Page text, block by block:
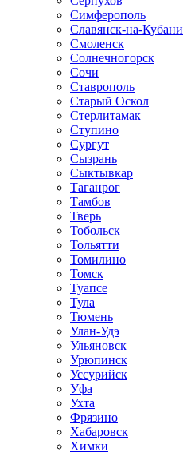
Симферополь
Славянск-на-Кубани
Смоленск
Солнечногорск
Сочи
Ставрополь
Старый Оскол
Стерлитамак
Ступино
Сургут
Сызрань
Сыктывкар
Таганрог
Тамбов
Тверь
Тобольск
Тольятти
Томилино
Томск
Туапсе
Тула
Тюмень
Улан-Удэ
Ульяновск
Урюпинск
Уссурийск
Уфа
Ухта
Фрязино
Хабаровск
Химки